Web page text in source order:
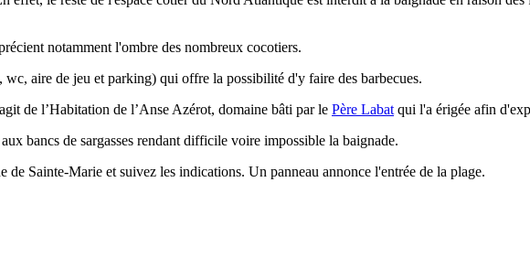
notamment l'ombre des nombreux cocotiers.
aire de jeu et parking) qui offre la possibilité d'y faire des barbecues.
de l’Habitation de l’Anse Azérot, domaine bâti par le Père Labat qui l'a érigée afin
bancs de sargasses rendant difficile voire impossible la baignade.
Sainte-Marie et suivez les indications. Un panneau annonce l'entrée de la plage.